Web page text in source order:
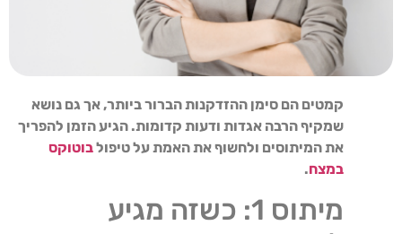
קמטים הם סימן ההזדקנות הברור ביותר, אך גם נושא
שמקיף הרבה אגדות ודעות קדומות. הגיע הזמן להפריך
את המיתוסים ולחשוף את האמת על טיפולבוטוקס
במצח.
מיתוס 1: כשזה מגיע